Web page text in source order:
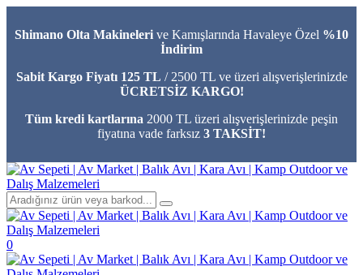
Shimano Olta Makineleri ve Kamışlarında Havaleye Özel %10
İndirim
Sabit Kargo Fiyatı 125 TL / 2500 TL ve üzeri alışverişlerinizde
ÜCRETSİZ KARGO!
Tüm kredi kartlarına 2000 TL üzeri alışverişlerinizde peşin
fiyatına vade farksız 3 TAKSİT!
0